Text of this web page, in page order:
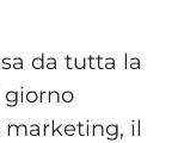
da tutta la
giorno
marketing, il